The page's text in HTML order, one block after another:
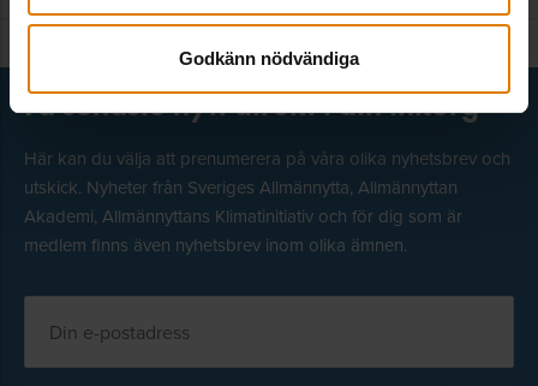
Godkänn nödvändiga
Få senaste nytt direkt i din inkorg
Här kan du välja att prenumerera på våra olika nyhetsbrev och
utskick. Nyheter från Sveriges Allmännytta, Allmännyttan
Akademi, Allmännyttans Klimatinitiativ och för dig som är
medlem finns även nyhetsbrev inom olika ämnen.